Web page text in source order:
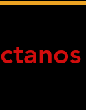
ctanos